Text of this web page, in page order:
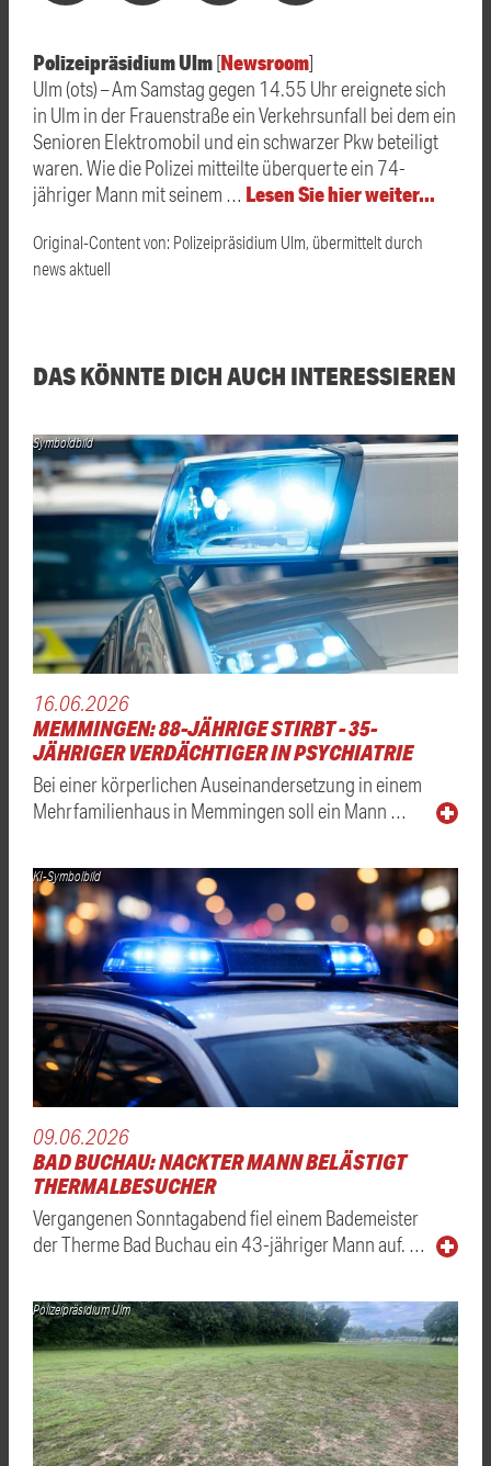
Polizeipräsidium Ulm[Newsroom]
Ulm (ots) – Am Samstag gegen 14.55 Uhr ereignete sich
in Ulm in der Frauenstraße ein Verkehrsunfall bei dem ein
Senioren Elektromobil und ein schwarzer Pkw beteiligt
waren. Wie die Polizei mitteilte überquerte ein 74-
jähriger Mann mit seinem … Lesen Sie hier weiter…
Original-Content von: Polizeipräsidium Ulm, übermittelt durch
news aktuell
DAS KÖNNTE DICH AUCH INTERESSIEREN
Symboldbild
16.06.2026
MEMMINGEN: 88-JÄHRIGE STIRBT - 35-
JÄHRIGER VERDÄCHTIGER IN PSYCHIATRIE
Bei einer körperlichen Auseinandersetzung in einem
Mehrfamilienhaus in Memmingen soll ein Mann …
KI-Symbolbild
09.06.2026
BAD BUCHAU: NACKTER MANN BELÄSTIGT
THERMALBESUCHER
Vergangenen Sonntagabend fiel einem Bademeister
der Therme Bad Buchau ein 43-jähriger Mann auf. …
Polizeipräsidium Ulm